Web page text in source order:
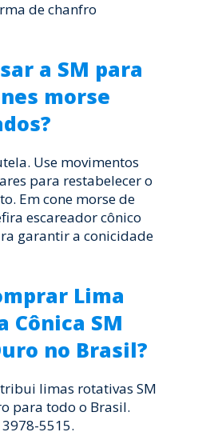
de chanfro
a SM para
morse
Use movimentos
para restabelecer o
Em cone morse de
escareador cônico
garantir a conicidade
Lima
Cônica SM
no Brasil?
limas rotativas SM
para todo o Brasil.
5515.